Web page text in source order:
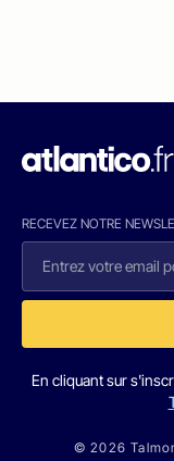
RECEVEZ NOTRE
En cliquant sur
© 2026